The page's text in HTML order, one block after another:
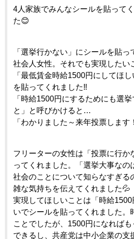
4人家族でみんなシールを貼って
た😊
「選挙行かない」にシールを貼
社会人女性。それでも実現したい
「最低賃金時給1500円にしてほ
を貼ってくれました‼️
「時給1500円にするためにも選
と」と呼びかけると…
「わかりました～来年投票します
フリーターの女性は「投票に行か
ってくれました。「選挙大事なの
社会のことについて知らなすぎる
雑な気持ちを伝えてくれました💦
実現してほしいことは「時給
いでシールを貼ってくれました。
ことでしたが、1500円になれば
できるし、共産党は中小企業の支